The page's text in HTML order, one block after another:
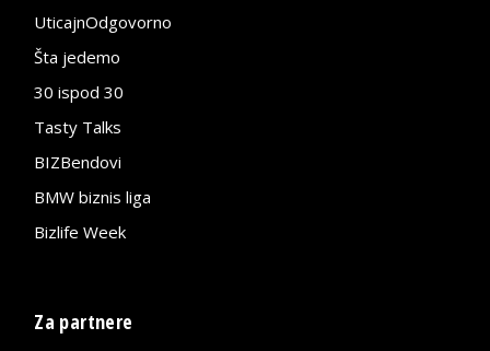
UticajnOdgovorno
Šta jedemo
30 ispod 30
Tasty Talks
BIZBendovi
BMW biznis liga
Bizlife Week
Za partnere